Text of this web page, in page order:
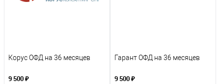
Корус ОФД на 36 месяцев
9 500 ₽
Гарант ОФД на 36 месяцев
9 500 ₽